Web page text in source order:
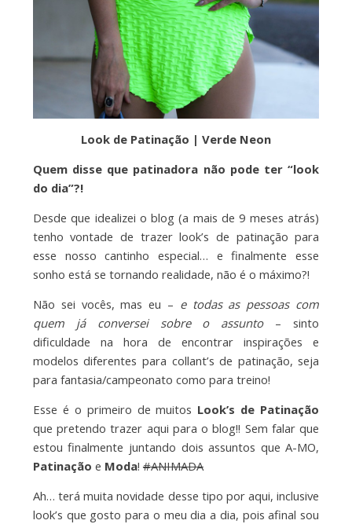
Look de Patinação | Verde Neon
Quem disse que patinadora não pode ter “look
do dia”?!
Desde que idealizei o blog (a mais de 9 meses atrás)
tenho vontade de trazer look’s de patinação para
esse nosso cantinho especial… e finalmente esse
sonho está se tornando realidade, não é o máximo?!
Não sei vocês, mas eu – e todas as pessoas com
quem já conversei sobre o assunto– sinto
dificuldade na hora de encontrar inspirações e
modelos diferentes para collant’s de patinação, seja
para fantasia/campeonato como para treino!
Esse é o primeiro de muitos Look’s de Patinação
que pretendo trazer aqui para o blog!! Sem falar que
estou finalmente juntando dois assuntos que A-MO,
Patinação e Moda! #ANIMADA
Ah… terá muita novidade desse tipo por aqui, inclusive
look’s que gosto para o meu dia a dia, pois afinal sou